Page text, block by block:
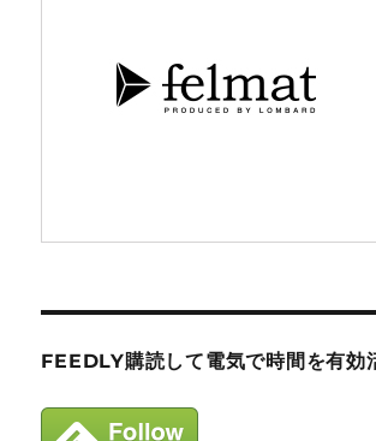
FEEDLY購読して電気で時間を有効